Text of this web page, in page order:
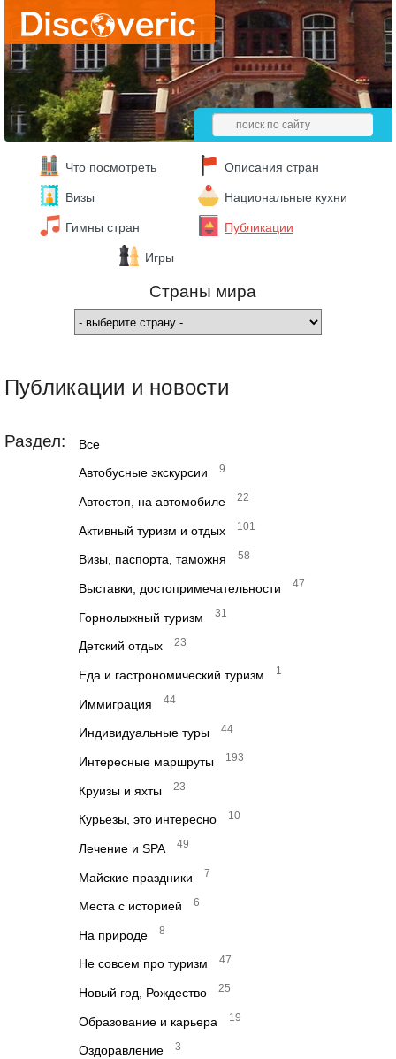
Что посмотреть Описания стран
Визы Национальные кухни
Гимны стран Публикации
Игры
Страны мира
Публикации и новости
Раздел: Все
Автобусные экскурсии 9
Автостоп, на автомобиле 22
Активный туризм и отдых 101
Визы, паспорта, таможня 58
Выставки, достопримечательности 47
Горнолыжный туризм 31
Детский отдых 23
Еда и гастрономический туризм 1
Иммиграция 44
Индивидуальные туры 44
Интересные маршруты 193
Круизы и яхты 23
Курьезы, это интересно 10
Лечение и SPA 49
Майские праздники 7
Места с историей 6
На природе 8
Не совсем про туризм 47
Новый год, Рождество 25
Образование и карьера 19
Оздоравление 3